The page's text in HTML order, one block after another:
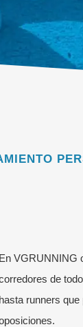
En VGRUNNING
de
hasta runners